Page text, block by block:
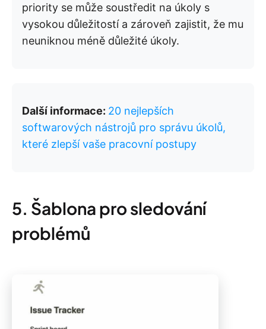
priority se může soustředit na úkoly s
vysokou důležitostí a zároveň zajistit, že mu
neuniknou méně důležité úkoly.
Další informace: 20 nejlepších
softwarových nástrojů pro správu úkolů,
které zlepší vaše pracovní postupy
5. Šablona pro sledování
problémů